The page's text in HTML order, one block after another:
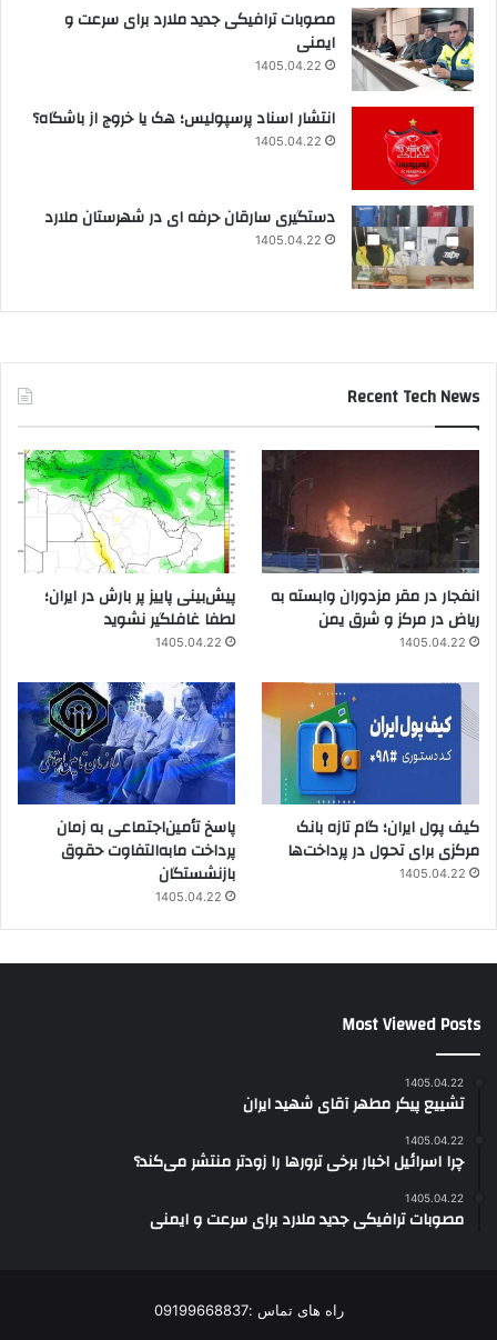
مصوبات ترافیکی جدید ملارد برای سرعت و
ایمنی
1405.04.22
انتشار اسناد پرسپولیس؛ هک یا خروج از باشگاه؟
1405.04.22
دستگیری سارقان حرفه ای در شهرستان ملارد
1405.04.22
Recent Tech News
انفجار در مقر مزدوران وابسته به
ریاض در مرکز و شرق یمن
1405.04.22
پیش‌بینی پاییز پر بارش در ایران؛
لطفا غافلگیر نشوید
1405.04.22
کیف پول ایران؛ گام تازه بانک
مرکزی برای تحول در پرداخت‌ها
1405.04.22
پاسخ تأمین‌اجتماعی به زمان
پرداخت مابه‌التفاوت حقوق
بازنشستگان
1405.04.22
Most Viewed Posts
1405.04.22
تشییع پیکر مطهر آقای شهید ایران
1405.04.22
چرا اسرائیل اخبار برخی ترورها را زودتر منتشر می‌کند؟
1405.04.22
مصوبات ترافیکی جدید ملارد برای سرعت و ایمنی
راه های تماس :09199668837